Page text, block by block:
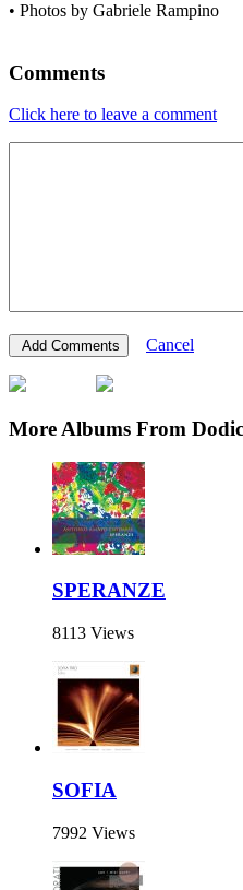
• Photos by Gabriele Rampino
Comments
Click here to leave a comment
Cancel
More Albums From
SPERANZE
8113 Views
SOFIA
7992 Views